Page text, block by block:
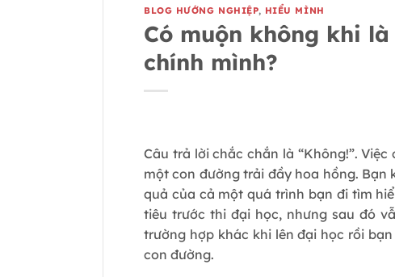
BLOG HƯỚNG NGHIỆP, HIỂU MÌNH
Có muộn không khi
chính mình?
Câu trả lời chắc chắn là “Không!”.
một con đường trải đầy hoa hồng.
quả của cả một quá trình bạn đi tìm
tiêu trước thi đại học, nhưng sau đó
trường hợp khác khi lên đại học rồi
con đường.